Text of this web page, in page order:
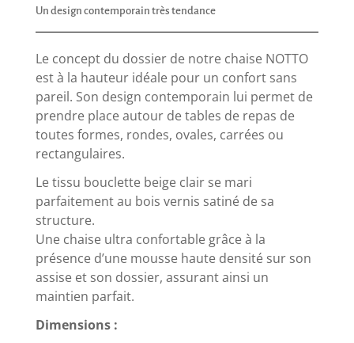
Un design contemporain très tendance
Le concept du dossier de notre chaise NOTTO
est à la hauteur idéale pour un confort sans
pareil. Son design contemporain lui permet de
prendre place autour de tables de repas de
toutes formes, rondes, ovales, carrées ou
rectangulaires.
Le tissu bouclette beige clair se mari
parfaitement au bois vernis satiné de sa
structure.
Une chaise ultra confortable grâce à la
présence d’une mousse haute densité sur son
assise et son dossier, assurant ainsi un
maintien parfait.
Dimensions :